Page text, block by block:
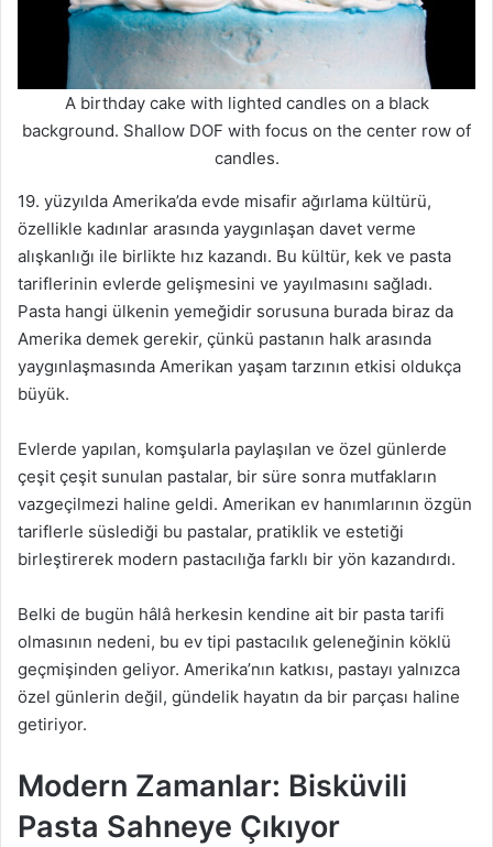
A birthday cake with lighted candles on a black
background. Shallow DOF with focus on the center row of
candles.
19. yüzyılda Amerika’da evde misafir ağırlama kültürü,
özellikle kadınlar arasında yaygınlaşan davet verme
alışkanlığı ile birlikte hız kazandı. Bu kültür, kek ve pasta
tariflerinin evlerde gelişmesini ve yayılmasını sağladı.
Pasta hangi ülkenin yemeğidir sorusuna burada biraz da
Amerika demek gerekir, çünkü pastanın halk arasında
yaygınlaşmasında Amerikan yaşam tarzının etkisi oldukça
büyük.
Evlerde yapılan, komşularla paylaşılan ve özel günlerde
çeşit çeşit sunulan pastalar, bir süre sonra mutfakların
vazgeçilmezi haline geldi. Amerikan ev hanımlarının özgün
tariflerle süslediği bu pastalar, pratiklik ve estetiği
birleştirerek modern pastacılığa farklı bir yön kazandırdı.
Belki de bugün hâlâ herkesin kendine ait bir pasta tarifi
olmasının nedeni, bu ev tipi pastacılık geleneğinin köklü
geçmişinden geliyor. Amerika’nın katkısı, pastayı yalnızca
özel günlerin değil, gündelik hayatın da bir parçası haline
getiriyor.
Modern Zamanlar: Bisküvili
Pasta Sahneye Çıkıyor